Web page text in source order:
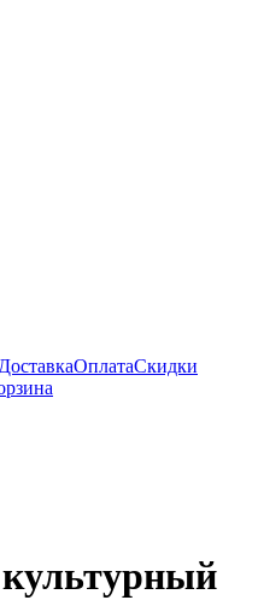
ДоставкаОплатаСкидки